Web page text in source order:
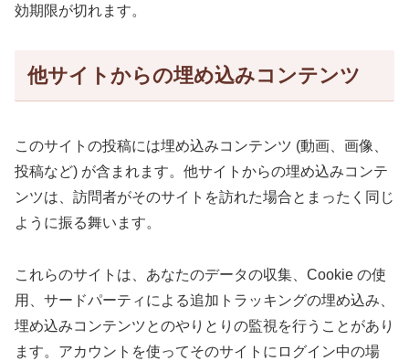
効期限が切れます。
他サイトからの埋め込みコンテンツ
このサイトの投稿には埋め込みコンテンツ (動画、画像、
投稿など) が含まれます。他サイトからの埋め込みコンテ
ンツは、訪問者がそのサイトを訪れた場合とまったく同じ
ように振る舞います。
これらのサイトは、あなたのデータの収集、Cookie の使
用、サードパーティによる追加トラッキングの埋め込み、
埋め込みコンテンツとのやりとりの監視を行うことがあり
ます。アカウントを使ってそのサイトにログイン中の場